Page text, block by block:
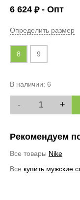
6 624 ₽- Опт
Определить размер
8 9
В наличии: 6
- +
Рекомендуем
Все товары Nike
Все купить мужские